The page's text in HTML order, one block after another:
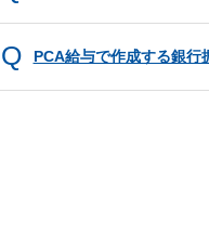
PCA給与で作成する銀行